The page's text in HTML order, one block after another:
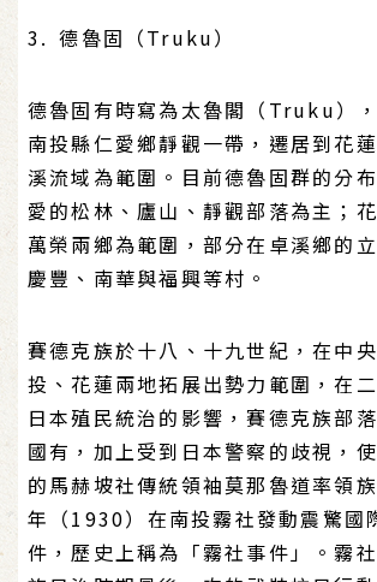
3. 德魯固（Truku）
德魯固有時寫為太魯閣（Truku）
南投縣仁愛鄉靜觀一帶，遷居到花
溪流域為範圍。目前德魯固群的分
愛的松林、廬山、靜觀部落為主；
萬榮兩鄉為範圍，部分在卓溪鄉的
慶豐、南華與福興等村。
賽德克族於十八、十九世紀，在中
投、花蓮兩地拓展出勢力範圍，在
日本殖民統治的影響，賽德克族部
國有，加上受到日本警察的歧視，
的馬赫坡社傳統領袖莫那魯道率領
年（1930）在南投霧社發動震驚國
件，歷史上稱為「霧社事件」。霧